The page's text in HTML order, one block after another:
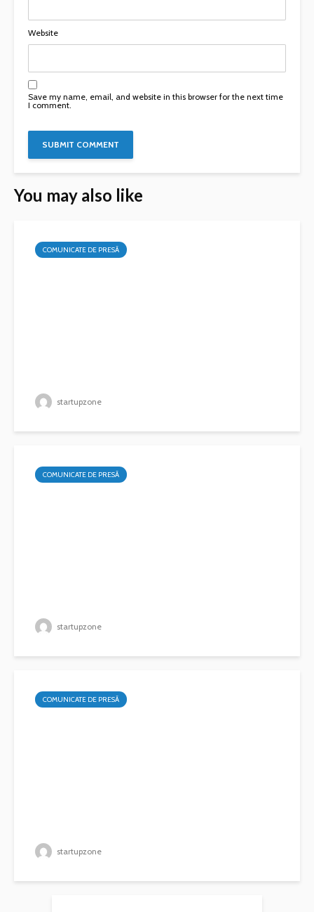
Website
Save my name, email, and website in this browser for the next time
I comment.
You may also like
COMUNICATE DE PRESĂ
startupzone
COMUNICATE DE PRESĂ
startupzone
COMUNICATE DE PRESĂ
startupzone